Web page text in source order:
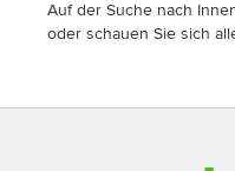
Auf der Suche nach
oder schauen Sie sich